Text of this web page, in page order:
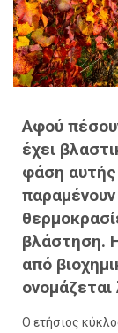
Αφού
έχει
φάση αυτής
παραμένουν
βλάστηση.
από
ονομάζεται
Ο ετήσιος